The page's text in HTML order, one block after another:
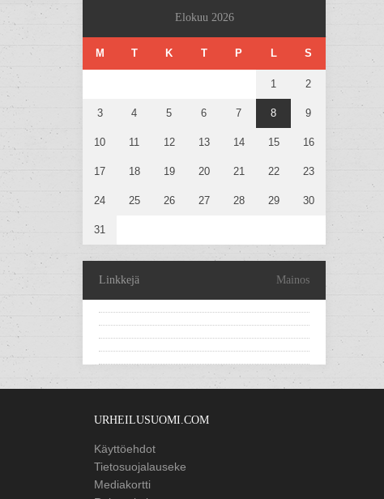
Elokuu 2026
M T K T P L S
1 2
3 4 5 6 7 8 9
10 11 12 13 14 15 16
17 18 19 20 21 22 23
24 25 26 27 28 29 30
31
Linkkejä Mainos
URHEILUSUOMI.COM
Käyttöehdot
Tietosuojalauseke
Mediakortti